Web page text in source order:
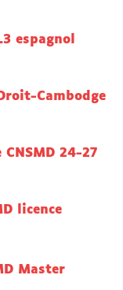
espagnol
Cambodge
24-27
licence
Master